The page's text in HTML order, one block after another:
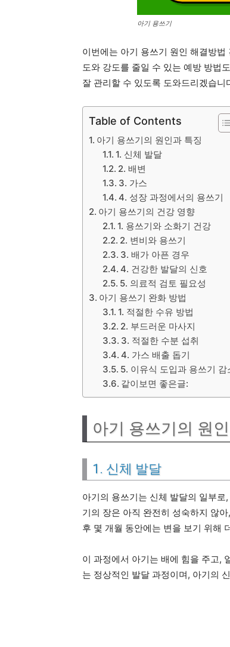
아기 용쓰기
이번에는 아기 용쓰기 원인 해결방
도와 강도를 줄일 수 있는 예방 방법
잘 관리할 수 있도록 도와드리겠습니
Table of Contents
아기 용쓰기의 원인과 특징
1. 신체 발달
2. 배변
3. 가스
4. 성장 과정에서의 용쓰기
아기 용쓰기의 건강 영향
1. 용쓰기와 소화기 건강
2. 변비와 용쓰기
3. 배가 아픈 경우
4. 건강한 발달의 신호
5. 의료적 검토 필요성
아기 용쓰기 완화 방법
1. 적절한 수유 방법
2. 부드러운 마사지
3. 적절한 수분 섭취
4. 가스 배출 돕기
5. 이유식 도입과 용쓰기 감
같이보면 좋은글:
아기 용쓰기의 원
1. 신체 발달
아기의 용쓰기는 신체 발달의 일부
기의 장은 아직 완전히 성숙하지 않
후 몇 개월 동안에는 변을 보기 위해
이 과정에서 아기는 배에 힘을 주고,
는 정상적인 발달 과정이며, 아기의